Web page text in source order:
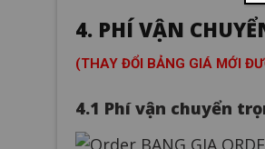
4. PHÍ VẬN
(THAY ĐỔI BẢNG GIÁ MỚI
4.1 Phí vận chuyển